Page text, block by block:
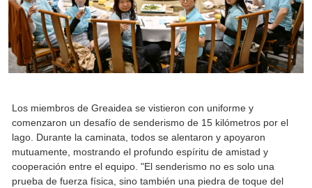
Los miembros de Greaidea se vistieron con uniforme y
comenzaron un desafío de senderismo de 15 kilómetros por el
lago. Durante la caminata, todos se alentaron y apoyaron
mutuamente, mostrando el profundo espíritu de amistad y
cooperación entre el equipo. "El senderismo no es solo una
prueba de fuerza física, sino también una piedra de toque del